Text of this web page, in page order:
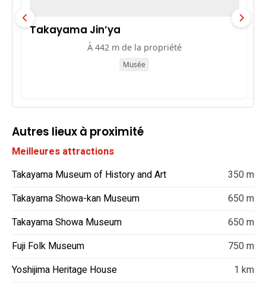
Takayama Jin’ya
À 442 m de la propriété
Musée
Autres lieux à proximité
Meilleures attractions
Takayama Museum of History and Art
350 m
Takayama Showa-kan Museum
650 m
Takayama Showa Museum
650 m
Fuji Folk Museum
750 m
Yoshijima Heritage House
1 km